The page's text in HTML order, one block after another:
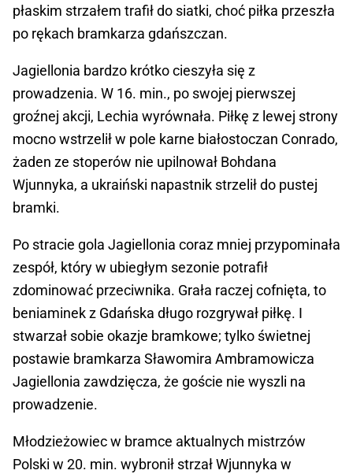
płaskim strzałem trafił do siatki, choć piłka przeszła
po rękach bramkarza gdańszczan.
Jagiellonia bardzo krótko cieszyła się z
prowadzenia. W 16. min., po swojej pierwszej
groźnej akcji, Lechia wyrównała. Piłkę z lewej strony
mocno wstrzelił w pole karne białostoczan Conrado,
żaden ze stoperów nie upilnował Bohdana
Wjunnyka, a ukraiński napastnik strzelił do pustej
bramki.
Po stracie gola Jagiellonia coraz mniej przypominała
zespół, który w ubiegłym sezonie potrafił
zdominować przeciwnika. Grała raczej cofnięta, to
beniaminek z Gdańska długo rozgrywał piłkę. I
stwarzał sobie okazje bramkowe; tylko świetnej
postawie bramkarza Sławomira Ambramowicza
Jagiellonia zawdzięcza, że goście nie wyszli na
prowadzenie.
Młodzieżowiec w bramce aktualnych mistrzów
Polski w 20. min. wybronił strzał Wjunnyka w